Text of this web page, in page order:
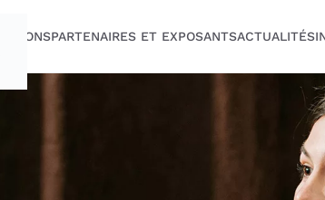
PARTENAIRES ET EXPOSANTSACTUALITÉS